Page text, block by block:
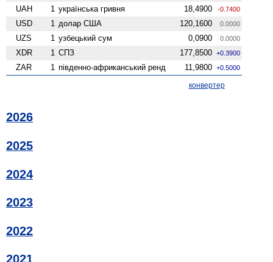
UAH 1 українська гривня 18,4900 -0.7400
USD 1 долар США 120,1600 0.0000
UZS 1 узбецький сум 0,0900 0.0000
XDR 1 СПЗ 177,8500 +0.3900
ZAR 1 південно-африканський ренд 11,9800 +0.5000
конвертер
2026
2025
2024
2023
2022
2021